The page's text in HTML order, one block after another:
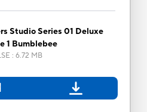
Studio Series 01 Deluxe
1 Bumblebee
: 6.72 MB